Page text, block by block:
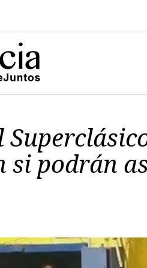
si podrán